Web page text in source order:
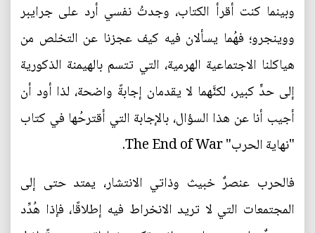
وبينما كنت أقرأ الكتاب، وجدتُ نفسي أرد على جرايبر
ووينجرو؛ فهُما يسألان فيه كيف عجزنا عن التخلص من
هياكلنا الاجتماعية الهرمية، التي تتسم بالهيمنة الذكورية
إلى حدٍّ كبير، لكنَّهما لا يقدمان إجابةً واضحة، لذا أود أن
أجيب أنا عن هذا السؤال، بالإجابة التي أقترحُها في كتاب
"نهاية الحرب" The End of War.
فالحرب عنصرٌ خبيث وذاتي الانتشار، يمتد حتى إلى
المجتمعات التي لا تريد الانخراط فيه إطلاقًا، فإذا هُدِّد